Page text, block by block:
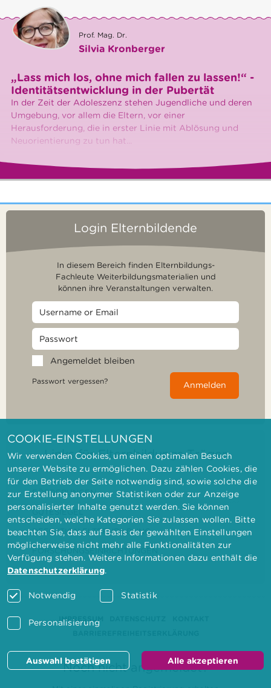
Prof. Mag. Dr.
Silvia Kronberger
„Lass mich los, ohne mich fallen zu lassen!“ -
Identitätsentwicklung in der Pubertät
In der Zeit der Adoleszenz stehen Jugendliche und deren
Umgebung, vor allem die Eltern, vor einer
Herausforderung, die in erster Linie mit Ablösung und
Neuorientierung zu tun hat...
Login Elternbildende
In diesem Bereich finden Elternbildungs-
Fachleute Weiterbildungsmaterialien und
können ihre Veranstaltungen verwalten.
Angemeldet bleiben
Passwort vergessen? Anmelden
Links für Elternbildungs-Träger
FÖRDERUNGEN
GÜTESIEGEL
DEFINITION ELTERNBILDUNG
FORSCHUNGSEINRICHTUNGEN
IMPRESSUM
Noch nicht angemeldet?
COOKIE-EINSTELLUNGEN
Wir verwenden Cookies, um einen optimalen Besuch
unserer Website zu ermöglichen. Dazu zählen Cookies, die
für den Betrieb der Seite notwendig sind, sowie solche die
zur Erstellung anonymer Statistiken oder zur Anzeige
personalisierter Inhalte genutzt werden. Sie können
entscheiden, welche Kategorien Sie zulassen wollen. Bitte
beachten Sie, dass auf Basis der gewählten Einstellungen
möglicherweise nicht mehr alle Funktionalitäten zur
Verfügung stehen. Weitere Informationen dazu enthält die
Datenschutzerklärung.
Notwendig Statistik
Personalisierung
Auswahl bestätigen Alle akzeptieren